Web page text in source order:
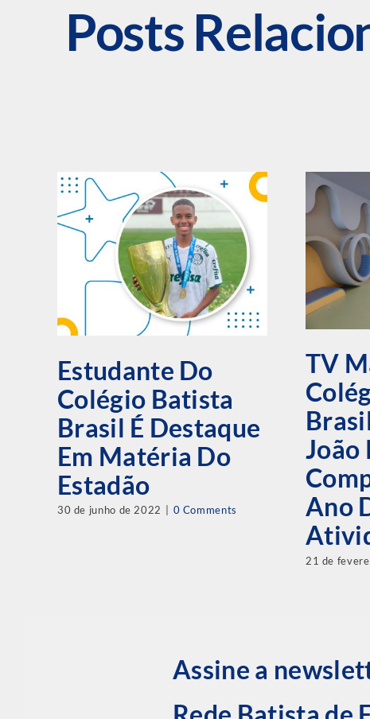
Posts
Estudante Do
Colégio Batista
Brasil É Destaque
Em Matéria Do
Estadão
30 de junho de 2022 0 Comments
TV
João
Ano
21 de
Assine a